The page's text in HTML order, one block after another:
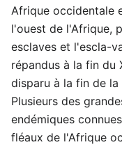
Afrique occidentale
l'ouest de l'Afrique,
esclaves et l'escla-
répandus à la fin du
disparu à la fin de
Plusieurs des
endémiques
fléaux de l'Afrique